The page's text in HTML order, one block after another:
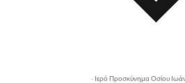
- Ιερό Προσκύνημα Οσίου